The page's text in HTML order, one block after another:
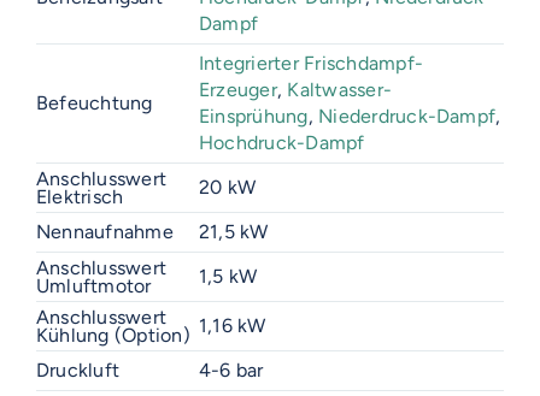
Dampf
Befeuchtung
Integrierter Frischdampf-
Erzeuger, Kaltwasser-
Einsprühung, Niederdruck-Dampf,
Hochdruck-Dampf
Anschlusswert
Elektrisch
20 kW
Nennaufnahme
21,5 kW
Anschlusswert
Umluftmotor
1,5 kW
Anschlusswert
Kühlung (Option) 1,16 kW
Druckluft
4-6 bar